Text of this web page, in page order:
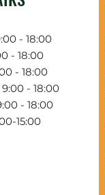
- 18:00
- 18:00
- 18:00
- 18:00
- 18:00
15:00